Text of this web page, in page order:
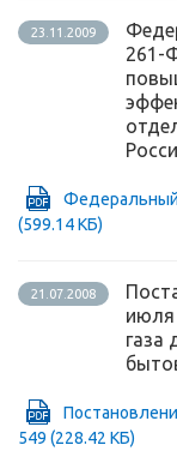
23.11.2009
261-
Федеральный
(599.14 КБ)
21.07.2008
июля
газа
549 (228.42 КБ)